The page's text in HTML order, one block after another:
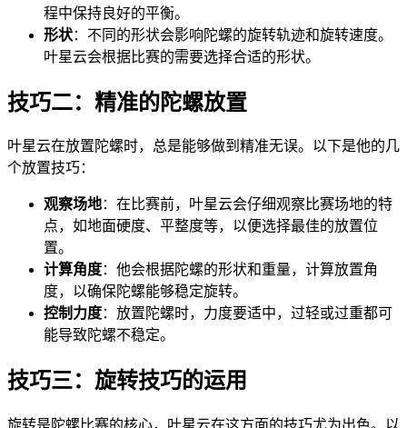
程中保持良好的平衡。
形状：不同的形状会影响陀螺的旋转轨迹和旋转速度。
叶星云会根据比赛的需要选择合适的形状。
技巧二：精准的陀螺放置
叶星云在放置陀螺时，总是能够做到精准无误。以下是他的几
个放置技巧：
观察场地：在比赛前，叶星云会仔细观察比赛场地的特
点，如地面硬度、平整度等，以便选择最佳的放置位
置。
计算角度：他会根据陀螺的形状和重量，计算放置角
度，以确保陀螺能够稳定旋转。
控制力度：放置陀螺时，力度要适中，过轻或过重都可
能导致陀螺不稳定。
技巧三：旋转技巧的运用